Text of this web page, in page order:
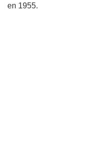
en 1955.